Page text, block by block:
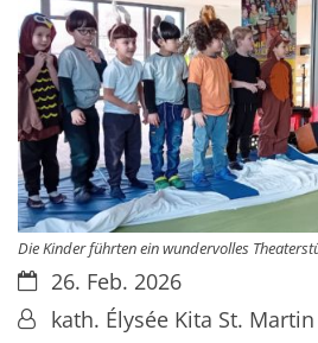
Die Kinder führten ein wundervolles
Datum:26. Feb. 2026
Von:kath. Élysée Kita St.